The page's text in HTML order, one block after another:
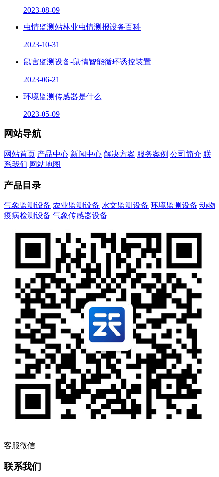
2023-08-09
虫情监测站林业虫情测报设备百科
2023-10-31
鼠害监测设备-鼠情智能循环诱控装置
2023-06-21
环境监测传感器是什么
2023-05-09
网站导航
网站首页 产品中心 新闻中心 解决方案 服务案例 公司简介 联
系我们 网站地图
产品目录
气象监测设备 农业监测设备 水文监测设备 环境监测设备 动物
疫病检测设备 气象传感器设备
客服微信
联系我们